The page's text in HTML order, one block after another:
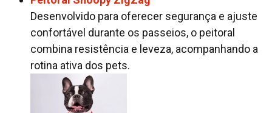
Desenvolvido para oferecer segurança e ajuste
confortável durante os passeios, o peitoral
combina resistência e leveza, acompanhando a
rotina ativa dos pets.